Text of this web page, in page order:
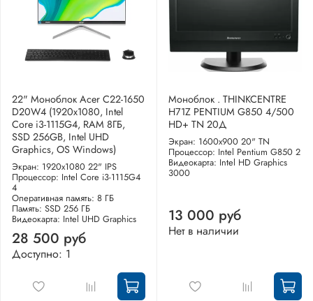
22" Моноблок Acer C22-1650
D20W4 (1920x1080, Intel
Core i3-1115G4, RAM 8ГБ,
SSD 256GB, Intel UHD
Graphics, OS Windows)
Экран: 1920x1080 22" IPS
Процессор: Intel Core i3-1115G4
4
Оперативная память: 8 ГБ
Память: SSD 256 ГБ
Видеокарта: Intel UHD Graphics
28 500 руб
Доступно: 1
Моноблок . THINKCENTRE
H71Z PENTIUM G850 4/500
HD+ TN 20Д
Экран: 1600x900 20" TN
Процессор: Intel Pentium G850 2
Видеокарта: Intel HD Graphics
3000
13 000 руб
Нет в наличии